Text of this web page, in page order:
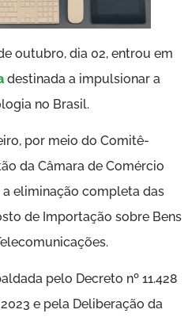
outubro, dia 02, entrou em
destinada a impulsionar a
no Brasil.
por meio do Comitê-
da Câmara de Comércio
a eliminação completa das
de Importação sobre Bens
pelo Decreto nº 11.428
e pela Deliberação da